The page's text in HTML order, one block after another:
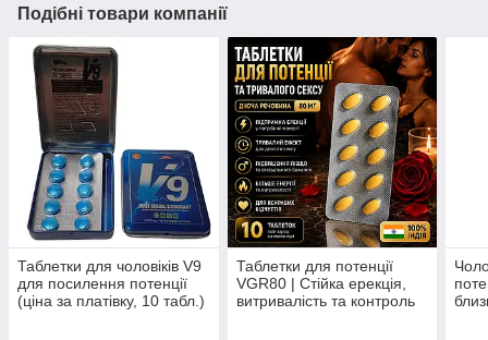
Подібні товари компанії
Таблетки для чоловіків V9
для посилення потенції
(ціна за платівку, 10 табл.)
Таблетки для потенції
VGR80 | Стійка ерекція,
витривалість та контроль